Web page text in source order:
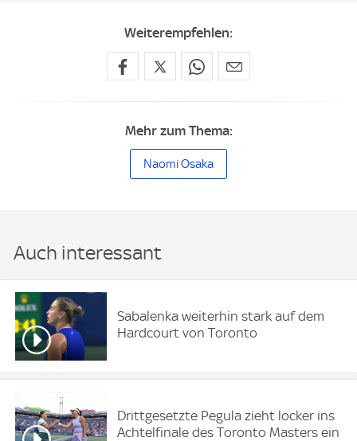
Weiterempfehlen:
Mehr zum Thema:
Naomi Osaka
Auch interessant
Sabalenka weiterhin stark auf dem
Hardcourt von Toronto
Drittgesetzte Pegula zieht locker ins
Achtelfinale des Toronto Masters ein